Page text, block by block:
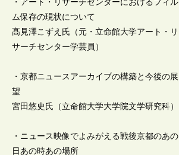
・アート・リサーチセンターにおけるフィル
ム保存の現状について
髙見澤こずえ氏（元・立命館大学アート・リ
サーチセンター学芸員）
・京都ニュースアーカイブの構築と今後の展
望
宮田悠史氏（立命館大学大学院文学研究科）
・ニュース映像でよみがえる戦後京都のあの
日あの時あの場所